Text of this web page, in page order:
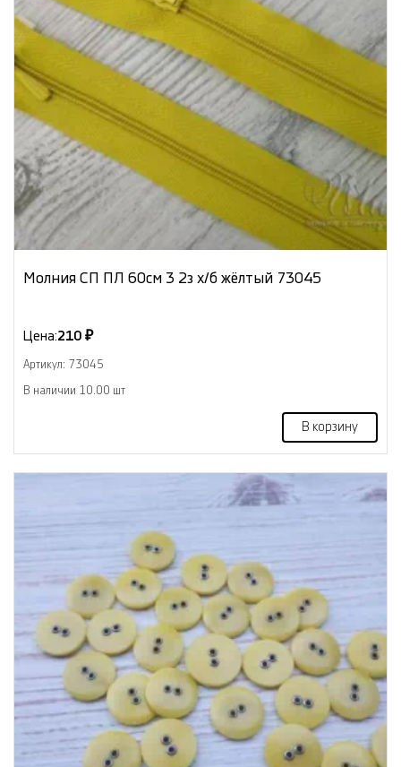
Молния СП ПЛ 60см 3 2з х/б жёлтый 73045
Цена:210 ₽
Артикул: 73045
В наличии 10.00 шт
В корзину